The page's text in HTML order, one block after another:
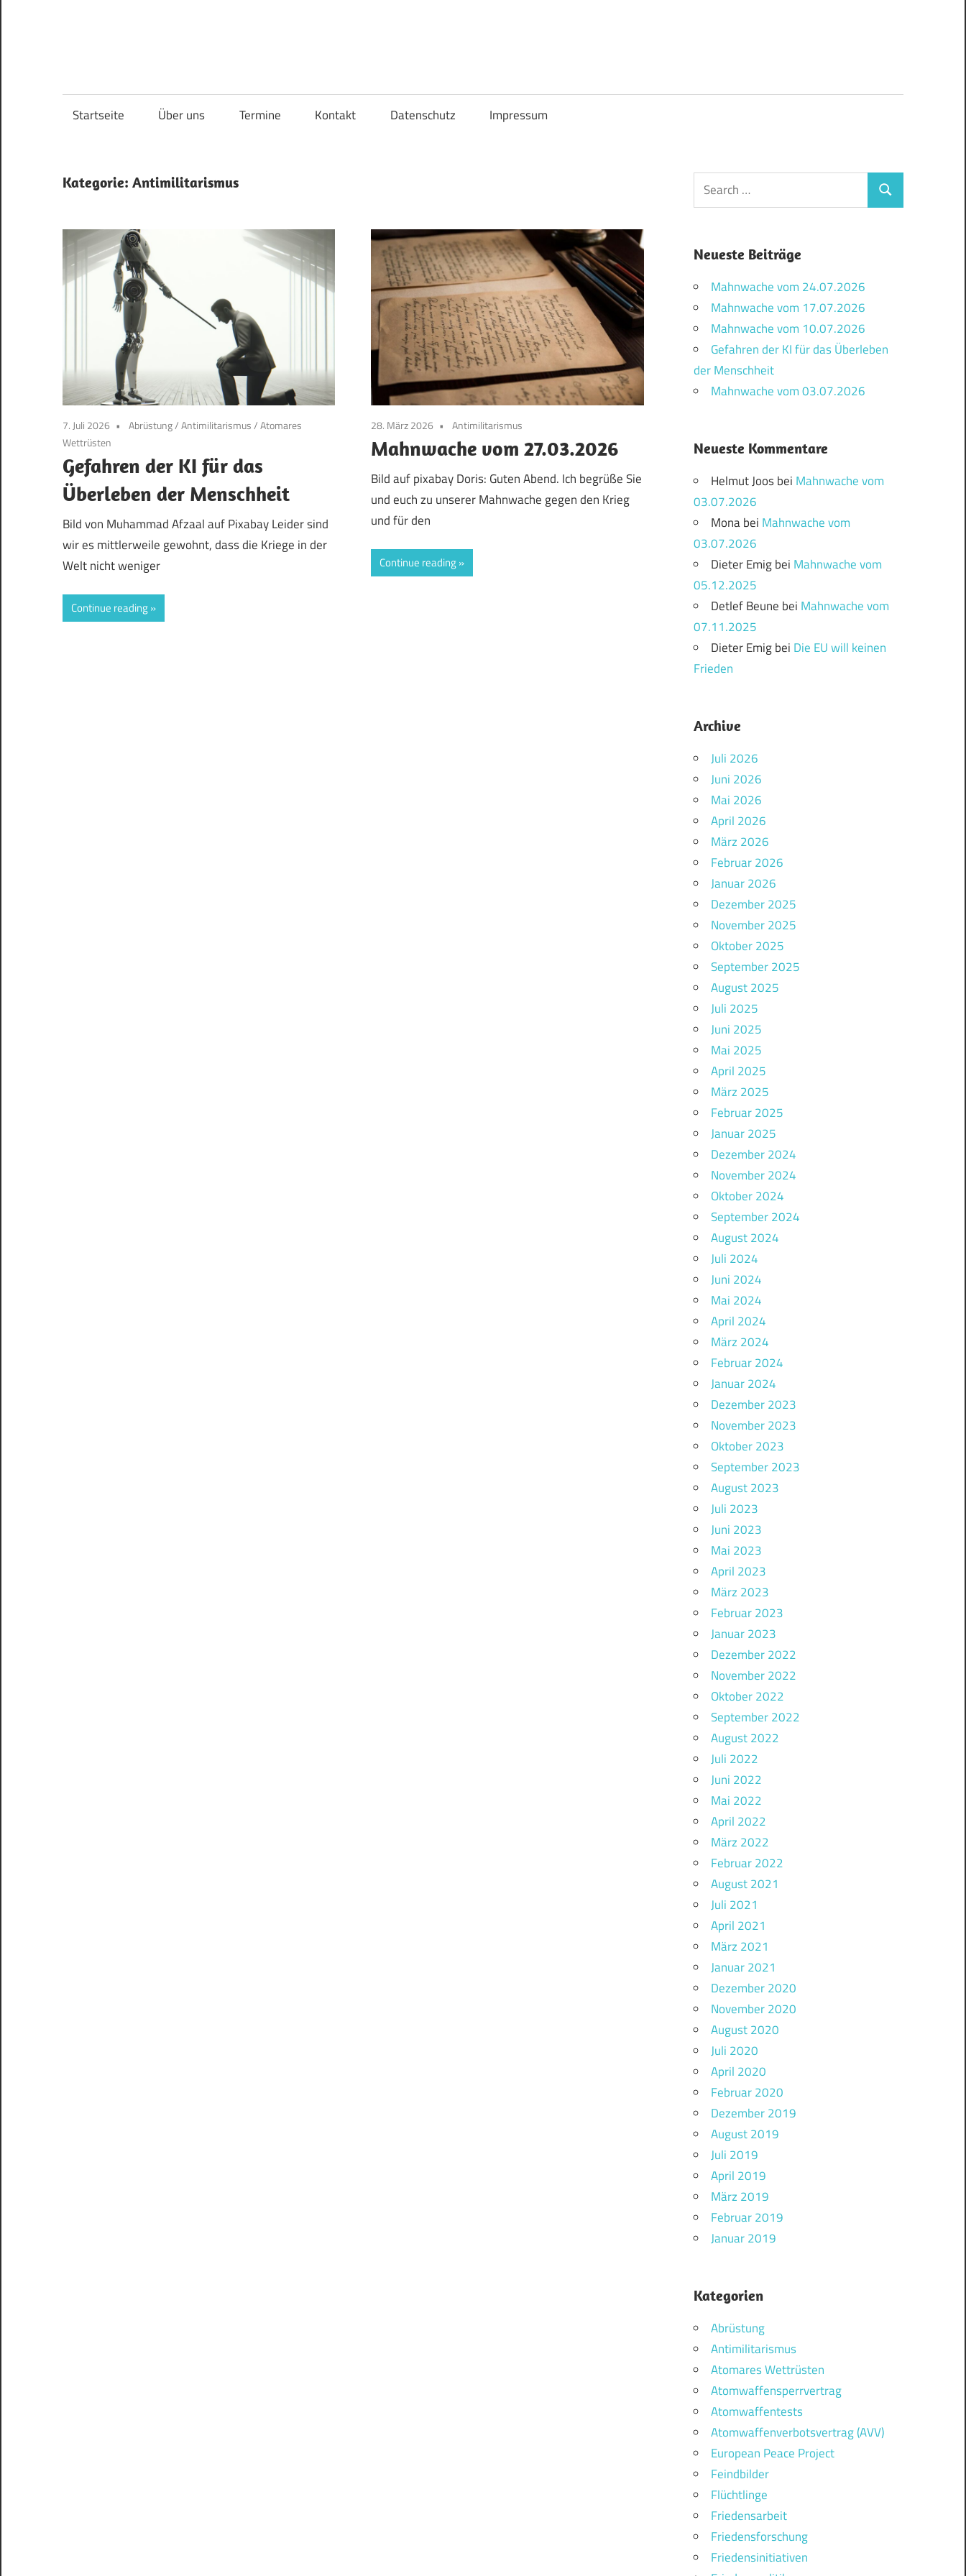
Startseite Über uns Termine Kontakt Datenschutz Impressum
Kategorie: Antimilitarismus
7. Juli 2026 Abrüstung/Antimilitarismus/Atomares
Wettrüsten
Gefahren der KI für das
Überleben der Menschheit
Bild von Muhammad Afzaal auf Pixabay Leider sind
wir es mittlerweile gewohnt, dass die Kriege in der
Welt nicht weniger
Continue reading
28. März 2026 Antimilitarismus
Mahnwache vom 27.03.2026
Bild auf pixabay Doris: Guten Abend. Ich begrüße Sie
und euch zu unserer Mahnwache gegen den Krieg
und für den
Continue reading
Search
for:
Search
Neueste Beiträge
Mahnwache vom 24.07.2026
Mahnwache vom 17.07.2026
Mahnwache vom 10.07.2026
Gefahren der KI für das Überleben
der Menschheit
Mahnwache vom 03.07.2026
Neueste Kommentare
Helmut Joosbei Mahnwache vom
03.07.2026
Monabei Mahnwache vom
03.07.2026
Dieter Emigbei Mahnwache vom
05.12.2025
Detlef Beune bei Mahnwache vom
07.11.2025
Dieter Emigbei Die EU will keinen
Frieden
Archive
Juli 2026
Juni 2026
Mai 2026
April 2026
März 2026
Februar 2026
Januar 2026
Dezember 2025
November 2025
Oktober 2025
September 2025
August 2025
Juli 2025
Juni 2025
Mai 2025
April 2025
März 2025
Februar 2025
Januar 2025
Dezember 2024
November 2024
Oktober 2024
September 2024
August 2024
Juli 2024
Juni 2024
Mai 2024
April 2024
März 2024
Februar 2024
Januar 2024
Dezember 2023
November 2023
Oktober 2023
September 2023
August 2023
Juli 2023
Juni 2023
Mai 2023
April 2023
März 2023
Februar 2023
Januar 2023
Dezember 2022
November 2022
Oktober 2022
September 2022
August 2022
Juli 2022
Juni 2022
Mai 2022
April 2022
März 2022
Februar 2022
August 2021
Juli 2021
April 2021
März 2021
Januar 2021
Dezember 2020
November 2020
August 2020
Juli 2020
April 2020
Februar 2020
Dezember 2019
August 2019
Juli 2019
April 2019
März 2019
Februar 2019
Januar 2019
Kategorien
Abrüstung
Antimilitarismus
Atomares Wettrüsten
Atomwaffensperrvertrag
Atomwaffentests
Atomwaffenverbotsvertrag (AVV)
European Peace Project
Feindbilder
Flüchtlinge
Friedensarbeit
Friedensforschung
Friedensinitiativen